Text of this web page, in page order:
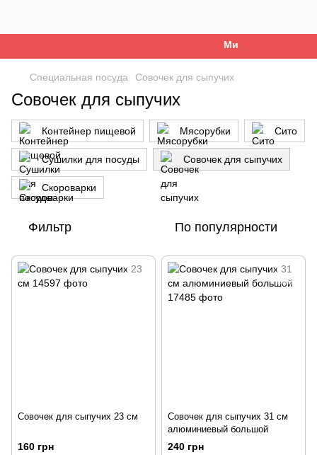
Ми працюємо. Все
Специальная посуда Совочек для сыпучих
Совочек для сыпучих
Контейнер пищевой Мясорубки Сито
Сушилки для посуды Совочек для сыпучих
Скороварки
Фильтр По популярности
Совочек для сыпучих 23 см
160 грн
Совочек для сыпучих 31 см
алюминиевый большой
240 грн